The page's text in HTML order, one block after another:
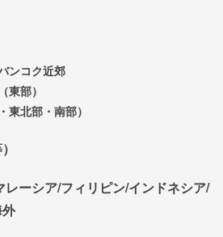
ンコク近郊
東部）
東北部・南部）
ーシア/フィリピン/インドネシア/